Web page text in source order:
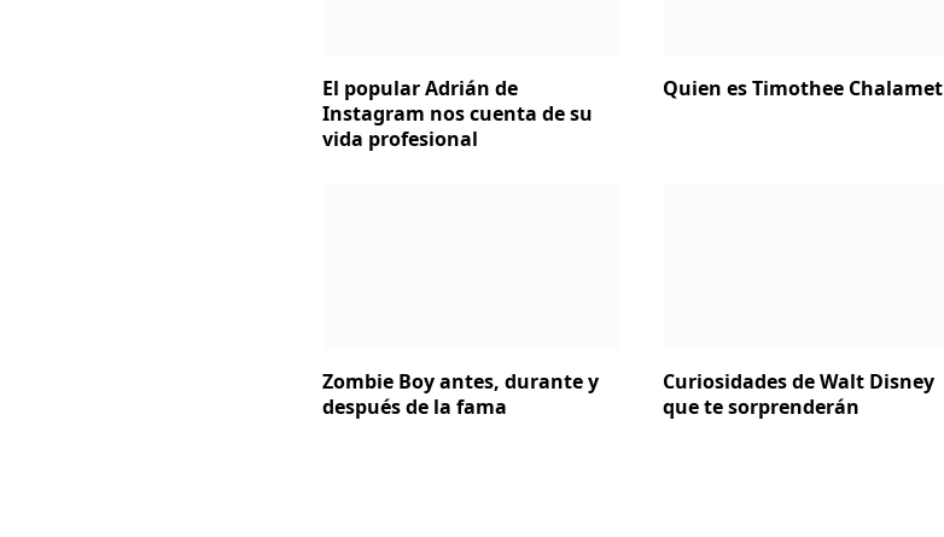
El popular Adrián de
Instagram nos cuenta de su
vida profesional
Quien es Timothee Chalamet
Zombie Boy antes, durante y
después de la fama
Curiosidades de Walt Disney
que te sorprenderán